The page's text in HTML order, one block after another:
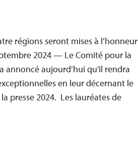
régions seront mises à l’honneur
2024 — Le Comité pour la
annoncé aujourd’hui qu’il rendra
en leur décernant le
presse 2024. Les lauréates de